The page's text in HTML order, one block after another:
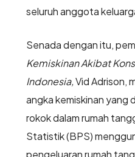
seluruh anggota
Senada dengan itu,
Kemiskinan Akibat
Indonesia,Vid Adrison,
angka kemiskinan yang
rokok dalam rumah
Statistik (BPS)
pengeluaran rumah